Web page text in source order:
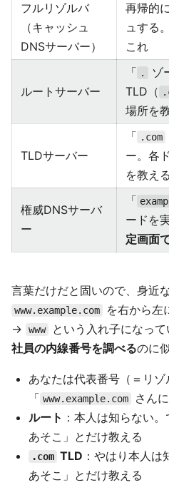
フルリゾルバ
（キャッシュ
DNSサーバー）
再帰的
ュする。
これ
ルートサーバー
「 .
ゾ
TLD（
場所を
TLDサーバー
「 .com
ー。各
を教える
権威DNSサーバ
ー
「
ードを
定画面
言葉だけだと固いので、身近
www.example.com を右から左
→ www という入れ子になっ
社員の内線番号を調べるのに
あなたは代表番号（＝リ
「 www.example.com
さん
ルート ：本人は知らない
あそこ」とだけ教える
.com TLD ：やはり本人は
あそこ」とだけ教える